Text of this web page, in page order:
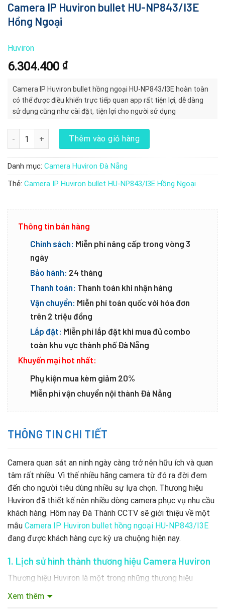
Camera IP Huviron bullet HU-NP843/I3E
Hồng Ngoại
Huviron
6.304.400 ₫
Camera IP Huviron bullet hồng ngoại HU-NP843/I3E hoàn toàn
có thể được điều khiển trực tiếp quan app rất tiện lợi, dễ dàng
sử dụng cũng như cài đặt, tiện lợi cho người sử dụng
Camera IP Huviron bullet HU-NP843/I3E Hồng Ngoại số lượng
Thêm vào giỏ hàng
Danh mục: Camera Huviron Đà Nẵng
Thẻ: Camera IP Huviron bullet HU-NP843/I3E Hồng Ngoại
Thông tin bán hàng
Chính sách: Miễn phí nâng cấp trong vòng 3
ngày
Bảo hành: 24 tháng
Thanh toán: Thanh toán khi nhận hàng
Vận chuyển: Miễn phí toàn quốc với hóa đơn
trên 2 triệu đồng
Lắp đặt: Miễn phí lắp đặt khi mua đủ combo
toàn khu vực thành phố Đà Nẵng
Khuyến mại hot nhất:
Phụ kiện mua kèm giảm 20%
Miễn phí vận chuyển nội thành Đà Nẵng
THÔNG TIN CHI TIẾT
Camera quan sát an ninh ngày càng trở nên hữu ích và quan
tâm rất nhiều. Vì thế nhiều hãng camera từ đó ra đời đem
đến cho người tiêu dùng nhiều sự lựa chọn. Thương hiệu
Huviron đã thiết kế nên nhiều dòng camera phục vụ nhu cầu
khách hàng. Hôm nay Đà Thành CCTV sẽ giới thiệu về một
mẫu Camera IP Huviron bullet hồng ngoại HU-NP843/I3E
đang được khách hàng cực kỳ ưa chuộng hiện nay.
1. Lịch sử hình thành thương hiệu Camera Huviron
Thương hiệu Huviron là một trong những thương hiệu
camera hàng đầu của Hàn Quốc từ năm 1991. Sản phẩm
Xem thêm